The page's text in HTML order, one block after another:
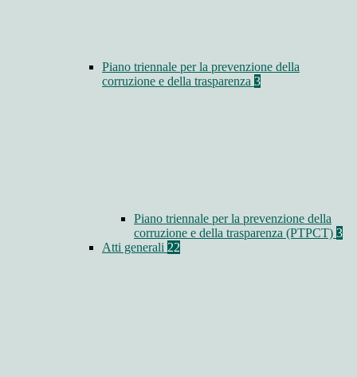
Piano triennale per la prevenzione della
corruzione e della trasparenza 3
Piano triennale per la prevenzione della
corruzione e della trasparenza (PTPCT) 3
Atti generali 22